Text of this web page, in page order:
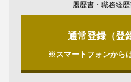
履歴書・職務経
通常登録（登
※スマートフォンから